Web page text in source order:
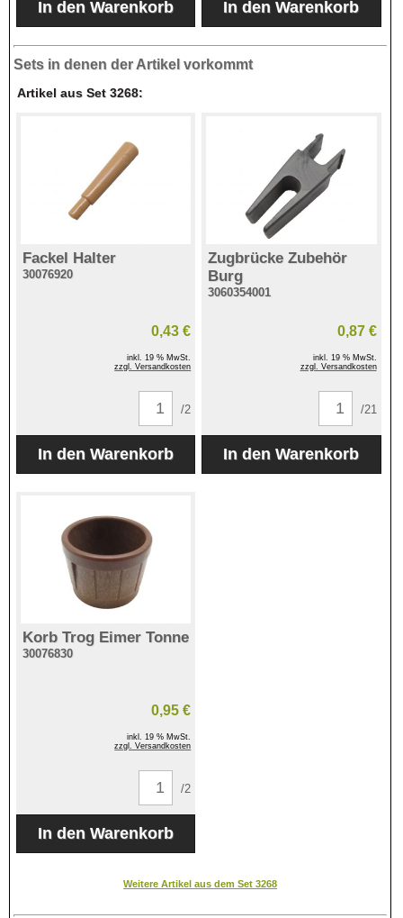
Sets in denen der Artikel vorkommt
Artikel aus Set 3268:
Fackel Halter
30076920
0,43 €
inkl. 19 % MwSt.
zzgl. Versandkosten
/2
Zugbrücke Zubehör
Burg
3060354001
0,87 €
inkl. 19 % MwSt.
zzgl. Versandkosten
/21
Korb Trog Eimer Tonne
30076830
0,95 €
inkl. 19 % MwSt.
zzgl. Versandkosten
/2
Weitere Artikel aus dem Set 3268